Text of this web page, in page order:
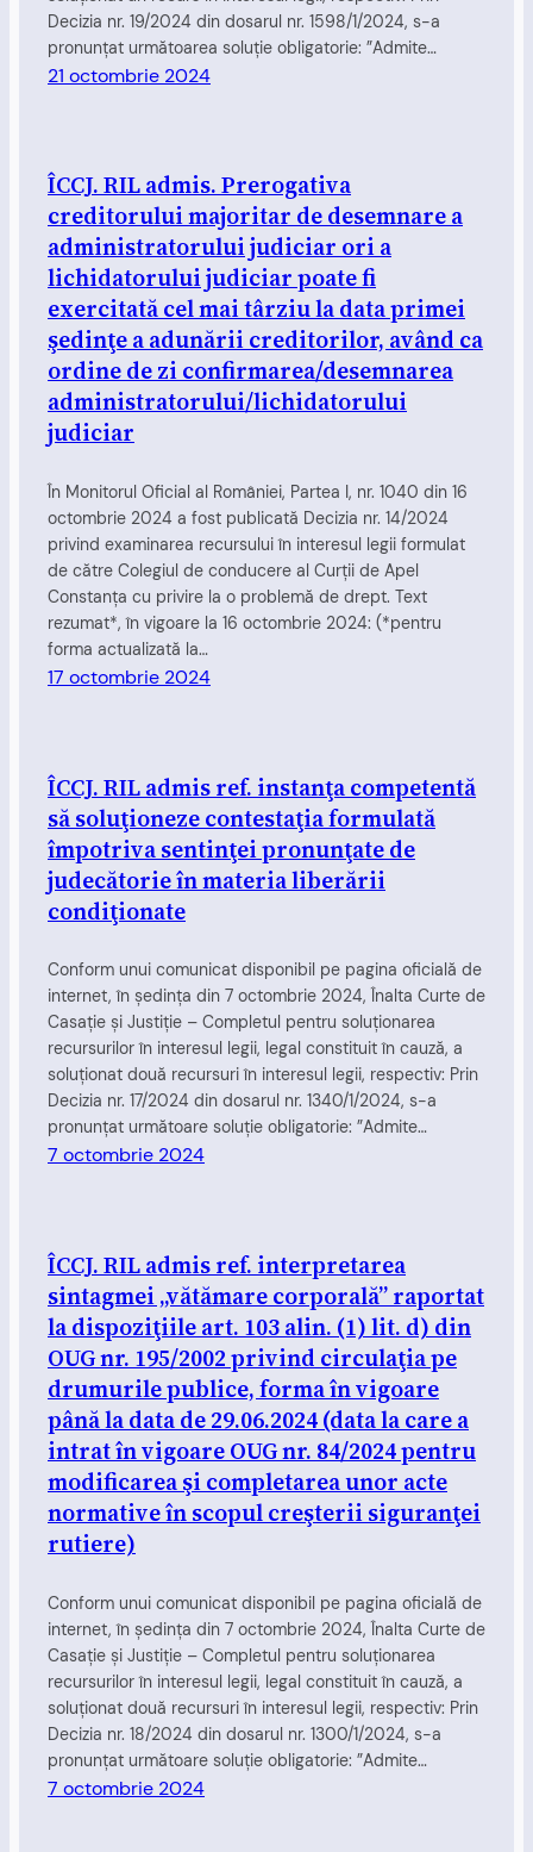
Decizia nr. 19/2024 din dosarul nr. 1598/1/2024, s-a
pronunțat următoarea soluție obligatorie: ”Admite…
21 octombrie 2024
ÎCCJ. RIL admis. Prerogativa
creditorului majoritar de desemnare a
administratorului judiciar ori a
lichidatorului judiciar poate fi
exercitată cel mai târziu la data primei
şedinţe a adunării creditorilor, având ca
ordine de zi confirmarea/desemnarea
administratorului/lichidatorului
judiciar
În Monitorul Oficial al României, Partea I, nr. 1040 din 16
octombrie 2024 a fost publicată Decizia nr. 14/2024
privind examinarea recursului în interesul legii formulat
de către Colegiul de conducere al Curţii de Apel
Constanţa cu privire la o problemă de drept. Text
rezumat*, în vigoare la 16 octombrie 2024: (*pentru
forma actualizată la…
17 octombrie 2024
ÎCCJ. RIL admis ref. instanţa competentă
să soluţioneze contestaţia formulată
împotriva sentinţei pronunţate de
judecătorie în materia liberării
condiţionate
Conform unui comunicat disponibil pe pagina oficială de
internet, în şedinţa din 7 octombrie 2024, Înalta Curte de
Casaţie şi Justiţie – Completul pentru soluţionarea
recursurilor în interesul legii, legal constituit în cauză, a
soluționat două recursuri în interesul legii, respectiv: Prin
Decizia nr. 17/2024 din dosarul nr. 1340/1/2024, s-a
pronunțat următoare soluție obligatorie: ”Admite…
7 octombrie 2024
ÎCCJ. RIL admis ref. interpretarea
sintagmei „vătămare corporală” raportat
la dispoziţiile art. 103 alin. (1) lit. d) din
OUG nr. 195/2002 privind circulaţia pe
drumurile publice, forma în vigoare
până la data de 29.06.2024 (data la care a
intrat în vigoare OUG nr. 84/2024 pentru
modificarea şi completarea unor acte
normative în scopul creşterii siguranţei
rutiere)
Conform unui comunicat disponibil pe pagina oficială de
internet, în şedinţa din 7 octombrie 2024, Înalta Curte de
Casaţie şi Justiţie – Completul pentru soluţionarea
recursurilor în interesul legii, legal constituit în cauză, a
soluționat două recursuri în interesul legii, respectiv: Prin
Decizia nr. 18/2024 din dosarul nr. 1300/1/2024, s-a
pronunțat următoare soluție obligatorie: ”Admite…
7 octombrie 2024